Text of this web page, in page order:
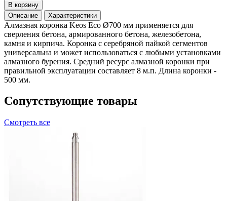
В корзину
Описание
Характеристики
Алмазная коронка Keos Eco Ø700 мм применяется для
сверления бетона, армированного бетона, железобетона,
камня и кирпича. Коронка с серебряной пайкой сегментов
универсальна и может использоваться с любыми установками
алмазного бурения. Средний ресурс алмазной коронки при
правильной эксплуатации составляет 8 м.п. Длина коронки -
500 мм.
Сопутствующие товары
Смотреть все